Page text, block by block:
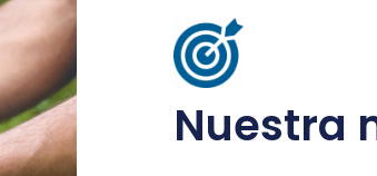
Nuestra